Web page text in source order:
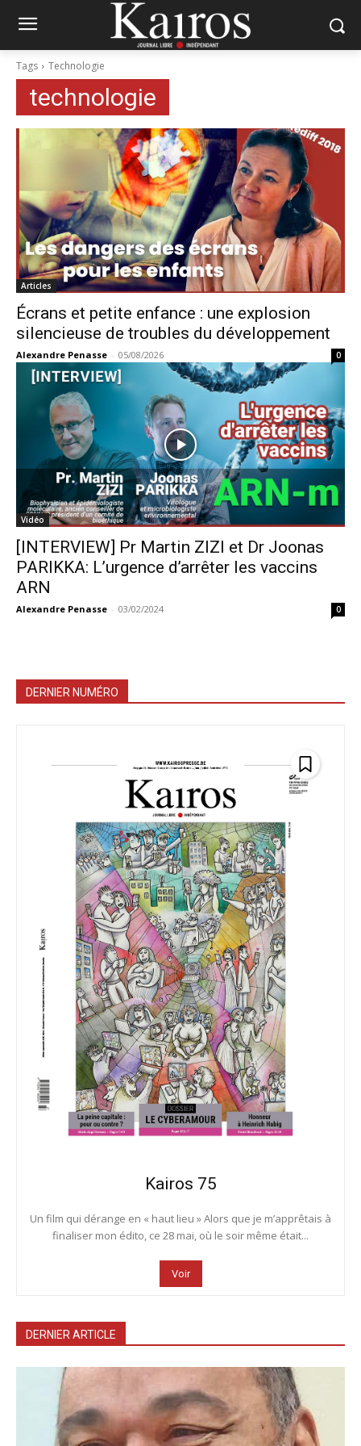
Tags Technologie
technologie
Articles
Écrans et petite enfance : une explosion
silencieuse de troubles du développement
Alexandre Penasse - 05/08/2026 0
Vidéo
[INTERVIEW] Pr Martin ZIZI et Dr Joonas
PARIKKA: L’urgence d’arrêter les vaccins
ARN
Alexandre Penasse - 03/02/2024 0
DERNIER NUMÉRO
Kairos 75
Un film qui dérange en « haut lieu » Alors que je m’apprêtais à
finaliser mon édito, ce 28 mai, où le soir même était...
Voir
DERNIER ARTICLE